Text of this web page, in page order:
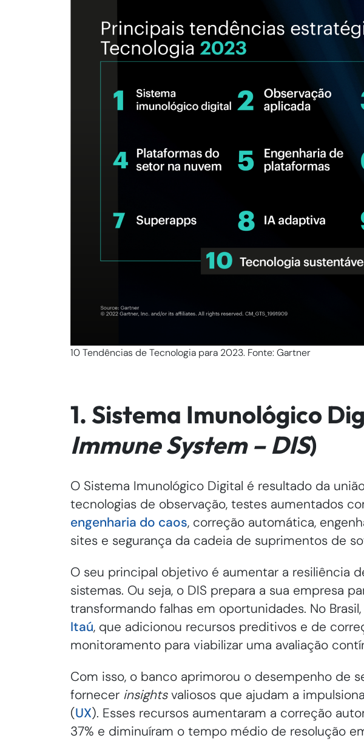
10 Tendências de Tecnologia para 2023. Fonte: Gartner
1. Sistema Imunológico
Immune System – DIS)
O Sistema Imunológico Digital é resultado da
tecnologias de observação, testes aumentados
engenharia do caos, correção automática,
sites e segurança da cadeia de suprimentos de
O seu principal objetivo é aumentar a resiliência
sistemas. Ou seja, o DIS prepara a sua empresa
transformando falhas em oportunidades. No
Itaú, que adicionou recursos preditivos e de
monitoramento para viabilizar uma avaliação
Com isso, o banco aprimorou o desempenho de
fornecer insightsvaliosos que ajudam a
(UX). Esses recursos aumentaram a correção
37% e diminuíram o tempo médio de resolução